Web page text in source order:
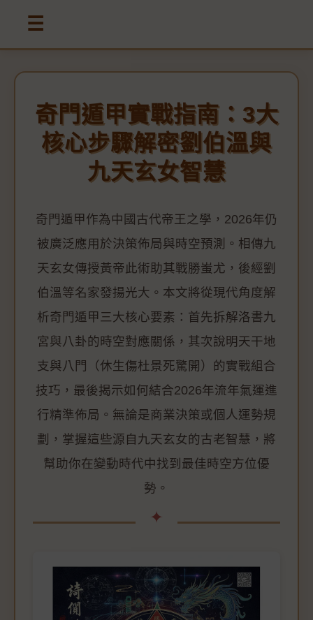
☰
奇門遁甲實戰指南：3大
核心步驟解密劉伯溫與
九天玄女智慧
奇門遁甲作為中國古代帝王之學，2026年仍
被廣泛應用於決策佈局與時空預測。相傳九
天玄女傳授黃帝此術助其戰勝蚩尤，後經劉
伯溫等名家發揚光大。本文將從現代角度解
析奇門遁甲三大核心要素：首先拆解洛書九
宮與八卦的時空對應關係，其次說明天干地
支與八門（休生傷杜景死驚開）的實戰組合
技巧，最後揭示如何結合2026年流年氣運進
行精準佈局。無論是商業決策或個人運勢規
劃，掌握這些源自九天玄女的古老智慧，將
幫助你在變動時代中找到最佳時空方位優
勢。